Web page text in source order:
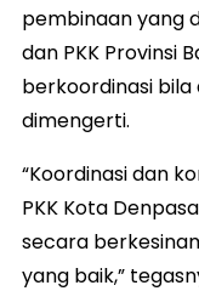
pembinaan yang
dan PKK Provinsi
berkoordinasi
dimengerti.
“Koordinasi dan
PKK Kota
secara
yang baik,”